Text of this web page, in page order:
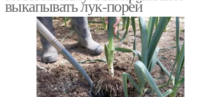
выкапывать лук-порей